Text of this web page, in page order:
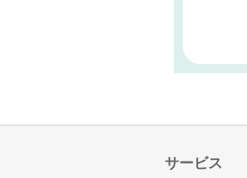
サービス